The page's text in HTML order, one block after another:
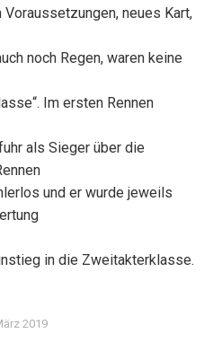
neues Kart,
noch Regen, waren keine
Im ersten Rennen
als Sieger über die
und er wurde jeweils
in die Zweitakterklasse.
2019